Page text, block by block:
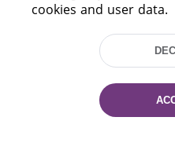
220114, Niezaležnasci
cookies and user data.